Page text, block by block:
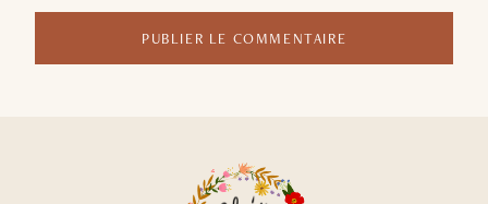
PUBLIER LE COMMENTAIRE